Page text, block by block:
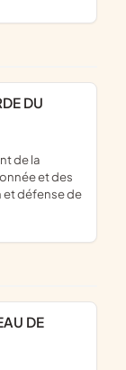
et des
défense de